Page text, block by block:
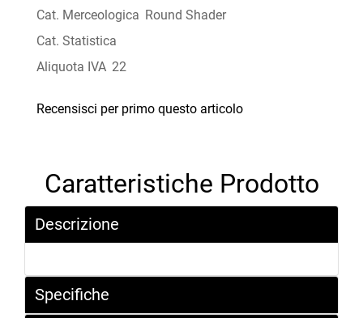
Cat. Merceologica Round Shader
Cat. Statistica
Aliquota IVA 22
Recensisci per primo questo articolo
Caratteristiche Prodotto
Descrizione
Specifiche